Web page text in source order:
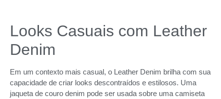
Looks Casuais com Leather
Denim
Em um contexto mais casual, o Leather Denim brilha com sua
capacidade de criar looks descontraídos e estilosos. Uma
jaqueta de couro denim pode ser usada sobre uma camiseta